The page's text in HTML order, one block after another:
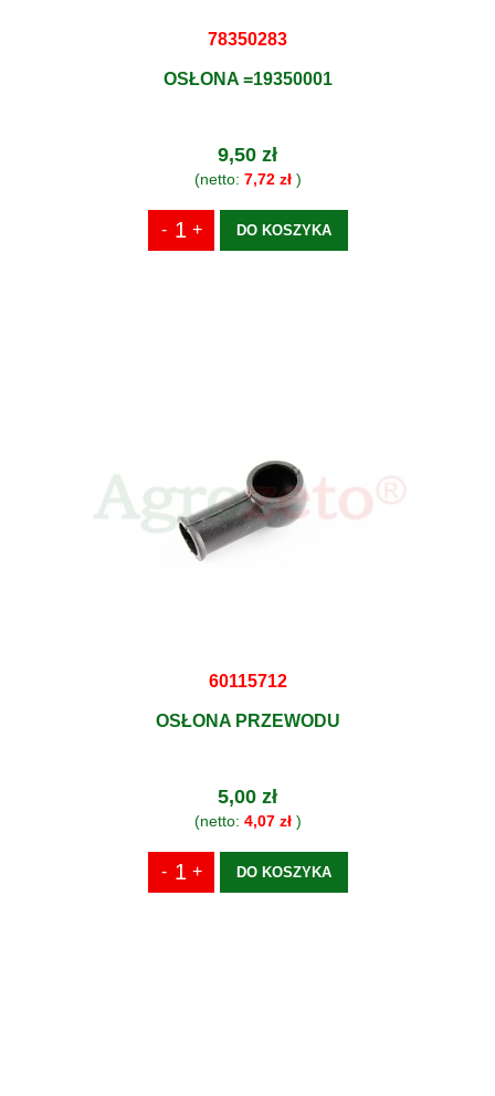
78350283
OSŁONA =19350001
9,50 zł
(netto: 7,72 zł)
DO KOSZYKA
60115712
OSŁONA PRZEWODU
5,00 zł
(netto: 4,07 zł)
DO KOSZYKA